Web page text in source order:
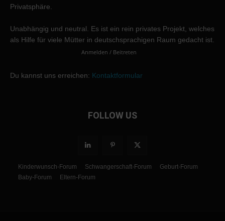
Privatsphäre.
Unabhängig und neutral. Es ist ein rein privates Projekt, welches
als Hilfe für viele Mütter in deutschsprachigen Raum gedacht ist.
Anmelden / Beitreten
Du kannst uns erreichen: Kontaktformular
FOLLOW US
Kinderwunsch-Forum Schwangerschaft-Forum
Geburt-Forum
Baby-Forum
Eltern-Forum